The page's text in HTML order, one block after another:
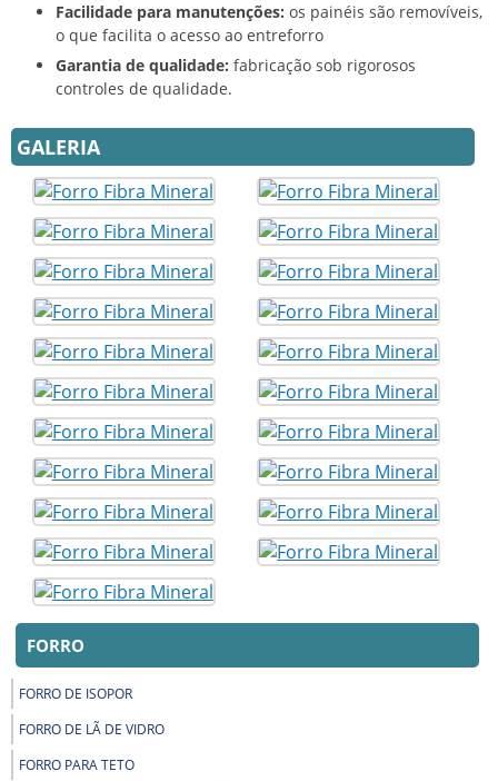
Facilidade para manutenções: os painéis são removíveis,
o que facilita o acesso ao entreforro
Garantia de qualidade: fabricação sob rigorosos
controles de qualidade.
GALERIA
FORRO
FORRO DE ISOPOR
FORRO DE LÃ DE VIDRO
FORRO PARA TETO